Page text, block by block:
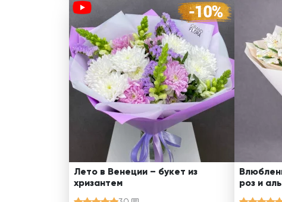
Миксы из роз
Сердца из роз
Лето в Венеции – букет из
хризантем
роз и